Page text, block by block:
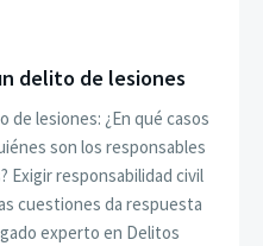
delito de lesiones
de lesiones: ¿En qué casos
son los responsables
Exigir responsabilidad civil
cuestiones da respuesta
experto en Delitos